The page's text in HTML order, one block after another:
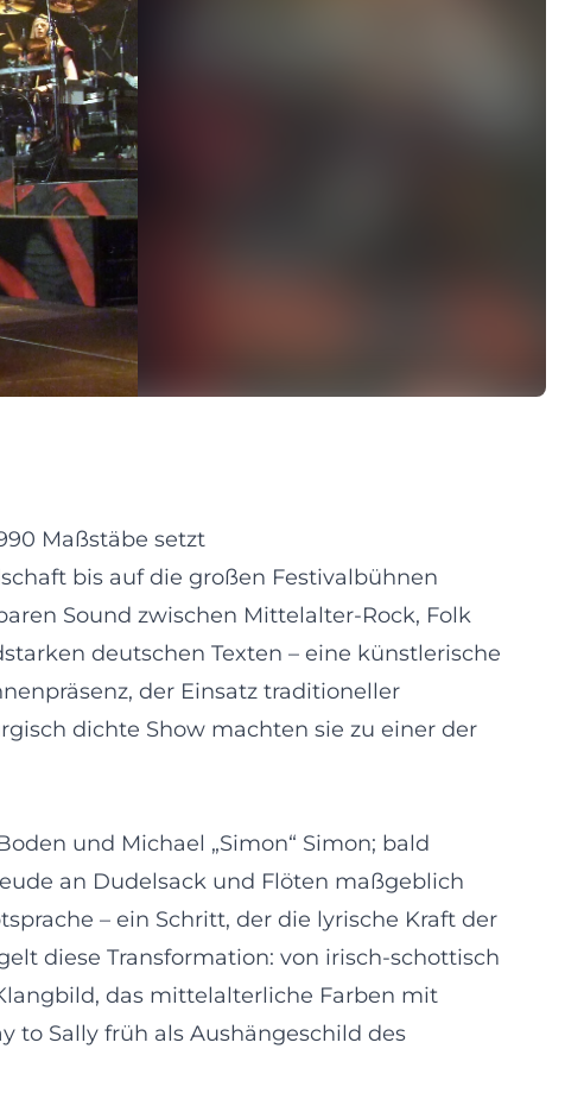
Maßstäbe setzt
bis auf die großen Festivalbühnen
Sound zwischen Mittelalter-Rock, Folk
deutschen Texten – eine künstlerische
der Einsatz traditioneller
dichte Show machten sie zu einer der
und Michael „Simon“ Simon; bald
an Dudelsack und Flöten maßgeblich
– ein Schritt, der die lyrische Kraft der
diese Transformation: von irisch-schottisch
das mittelalterliche Farben mit
to Sally früh als Aushängeschild des